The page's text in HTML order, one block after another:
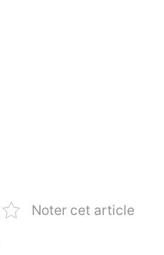
Noter cet article